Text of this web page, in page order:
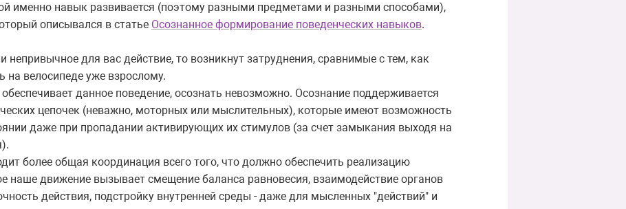
именно навык развивается (поэтому разными предметами и разными способами),
описывался в статье Осознанное формирование поведенческих навыков.
непривычное для вас действие, то возникнут затруднения, сравнимые с тем, как
на велосипеде уже взрослому.
данное поведение, осознать невозможно. Осознание поддерживается
цепочек (неважно, моторных или мыслительных), которые имеют возможность
даже при пропадании активирующих их стимулов (за счет замыкания выходя на
более общая координация всего того, что должно обеспечить реализацию
наше движение вызывает смещение баланса равновесия, взаимодействие органов
действия, подстройку внутренней среды - даже для мысленных "действий" и